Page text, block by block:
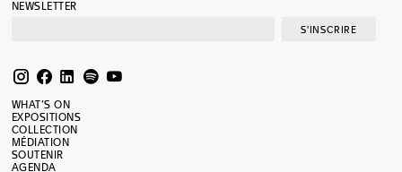
NEWSLETTER
S'INSCRIRE
WHAT’S ON
EXPOSITIONS
COLLECTION
MÉDIATION
SOUTENIR
AGENDA